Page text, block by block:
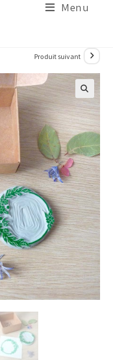
Menu
Produit suivant